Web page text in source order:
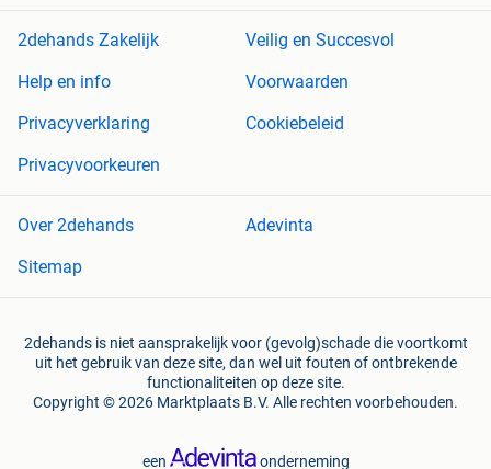
2dehands Zakelijk
Veilig en Succesvol
Help en info
Voorwaarden
Privacyverklaring
Cookiebeleid
Privacyvoorkeuren
Over 2dehands
Adevinta
Sitemap
2dehands is niet aansprakelijk voor (gevolg)schade die voortkomt
uit het gebruik van deze site, dan wel uit fouten of ontbrekende
functionaliteiten op deze site.
Copyright © 2026 Marktplaats B.V. Alle rechten voorbehouden.
een onderneming